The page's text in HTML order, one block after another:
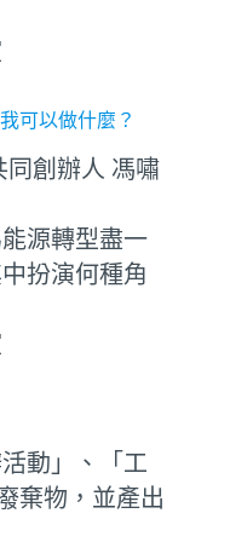
可以做什麼？
同創辦人 馮嘯
源轉型盡一
扮演何種角
動」、「工
棄物，並產出